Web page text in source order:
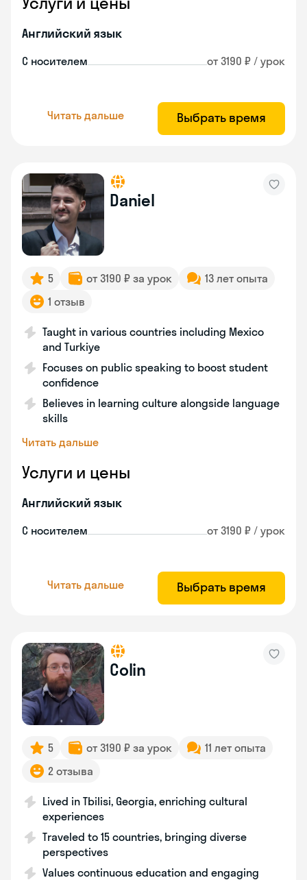
Английский язык
С носителем от 3190 ₽ / урок
Читать дальше Выбрать время
Daniel
5 от 3190 ₽ за урок
13 лет опыта
1 отзыв
Taught in various countries including Mexico
and Turkiye
Focuses on public speaking to boost student
confidence
Believes in learning culture alongside language
skills
Читать дальше
Услуги и цены
Английский язык
С носителем от 3190 ₽ / урок
Читать дальше Выбрать время
Colin
5 от 3190 ₽ за урок
11 лет опыта
2 отзыва
Lived in Tbilisi, Georgia, enriching cultural
experiences
Traveled to 15 countries, bringing diverse
perspectives
Values continuous education and engaging